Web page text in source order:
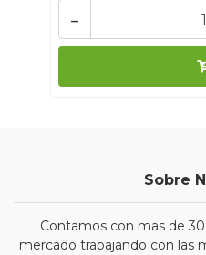
-
Sobre
Contamos con mas de
mercado trabajando con las